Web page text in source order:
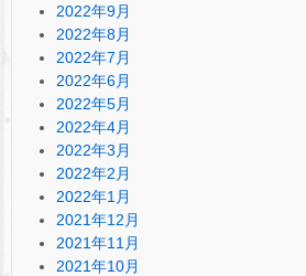
2022年9月
2022年8月
2022年7月
2022年6月
2022年5月
2022年4月
2022年3月
2022年2月
2022年1月
2021年12月
2021年11月
2021年10月